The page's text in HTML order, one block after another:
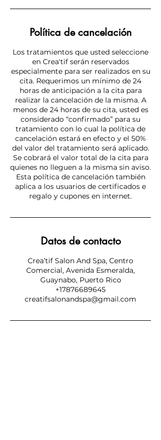
Política de cancelación
Los tratamientos que usted seleccione
en Crea'tif serán reservados
especialmente para ser realizados en su
cita. Requerimos un mínimo de 24
horas de anticipación a la cita para
realizar la cancelación de la misma. A
menos de 24 horas de su cita, usted es
considerado “confirmado” para su
tratamiento con lo cual la política de
cancelación estará en efecto y el 50%
del valor del tratamiento será aplicado.
Se cobrará el valor total de la cita para
quienes no lleguen a la misma sin aviso.
Esta política de cancelación también
aplica a los usuarios de certificados e
regalo y cupones en internet.
Datos de contacto
Crea’tif Salon And Spa, Centro
Comercial, Avenida Esmeralda,
Guaynabo, Puerto Rico
+17876689645
creatifsalonandspa@gmail.com